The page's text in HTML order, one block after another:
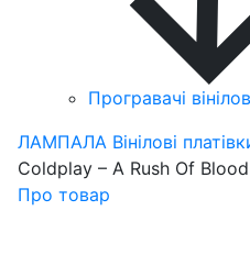
Програвачі
ЛАМПАЛА Вінілові
Coldplay – A Rush Of
Про товар